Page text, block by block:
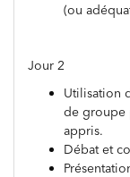
(ou
Jour 2
Utilisation
de groupe
appris.
Débat et